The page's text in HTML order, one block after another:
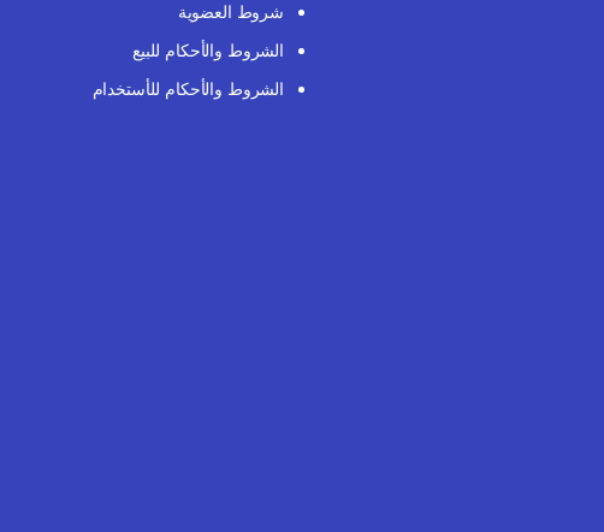
شروط العضوية
الشروط والأحكام للبيع
الشروط والأحكام للأستخدام